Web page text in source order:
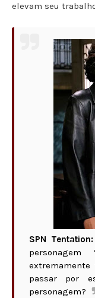
elevam seu
SPN Tentation:
personagem
passar por
personagem?